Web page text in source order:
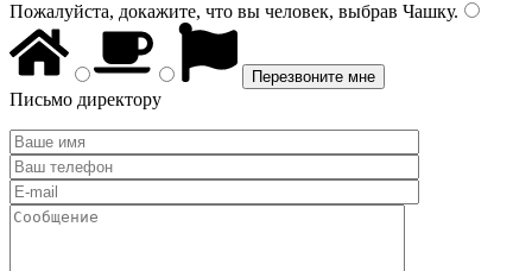
Пожалуйста, докажите, что вы человек, выбрав Чашку.
Письмо директору